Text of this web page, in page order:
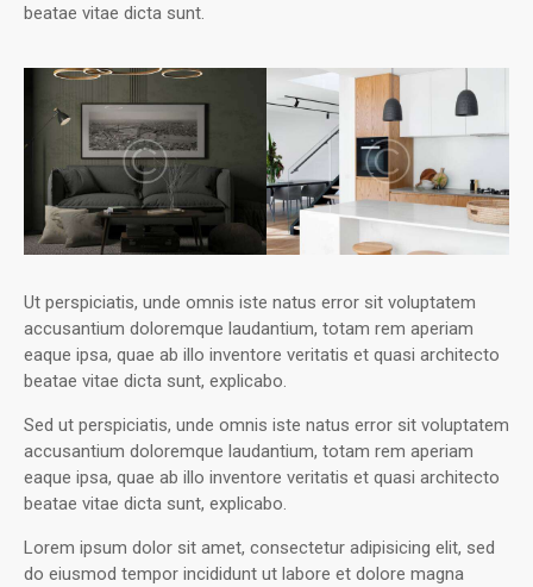
beatae vitae dicta sunt.
Ut perspiciatis, unde omnis iste natus error sit voluptatem
accusantium doloremque laudantium, totam rem aperiam
eaque ipsa, quae ab illo inventore veritatis et quasi architecto
beatae vitae dicta sunt, explicabo.
Sed ut perspiciatis, unde omnis iste natus error sit voluptatem
accusantium doloremque laudantium, totam rem aperiam
eaque ipsa, quae ab illo inventore veritatis et quasi architecto
beatae vitae dicta sunt, explicabo.
Lorem ipsum dolor sit amet, consectetur adipisicing elit, sed
do eiusmod tempor incididunt ut labore et dolore magna